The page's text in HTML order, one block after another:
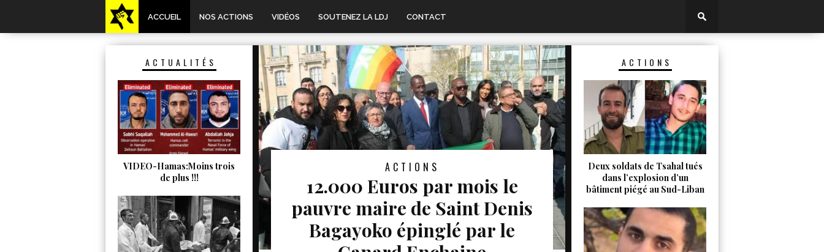
ACCUEIL NOS ACTIONS VIDÉOS SOUTENEZ LA LDJ CONTACT
ACTIONS
12.000 Euros par mois le
pauvre maire de Saint Denis
Bagayoko épinglé par le
ACTUALITÉS
VIDEO-Hamas:Moins trois
de plus !!!
ACTIONS
Deux soldats de Tsahal tués
dans l’explosion d’un
bâtiment piégé au Sud-Liban